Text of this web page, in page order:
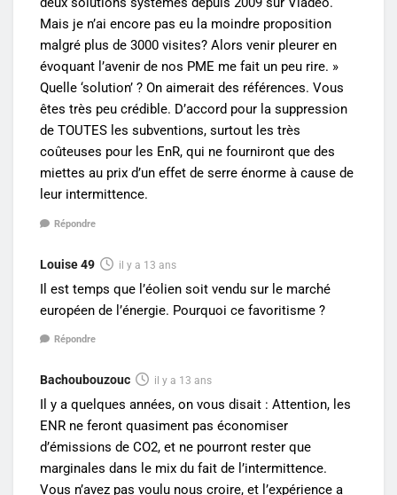
Mais je n’ai encore pas eu la moindre proposition
malgré plus de 3000 visites? Alors venir pleurer en
évoquant l’avenir de nos PME me fait un peu rire. »
Quelle ‘solution’ ? On aimerait des références. Vous
êtes très peu crédible. D’accord pour la suppression
de TOUTES les subventions, surtout les très
coûteuses pour les EnR, qui ne fourniront que des
miettes au prix d’un effet de serre énorme à cause de
leur intermittence.
Répondre
Louise 49 il y a 13 ans
Il est temps que l’éolien soit vendu sur le marché
européen de l’énergie. Pourquoi ce favoritisme ?
Répondre
Bachoubouzouc il y a 13 ans
Il y a quelques années, on vous disait : Attention, les
ENR ne feront quasiment pas économiser
d’émissions de CO2, et ne pourront rester que
marginales dans le mix du fait de l’intermittence.
Vous n’avez pas voulu nous croire, et l’expérience a